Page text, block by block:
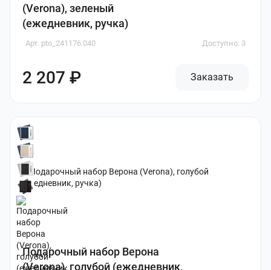
(Verona), зеленый
(ежедневник, ручка)
Арт. pto_241176.040 Доступно: 3
2 207 ₽ Заказать
Подарочный набор Верона
(Verona), голубой (ежедневник,